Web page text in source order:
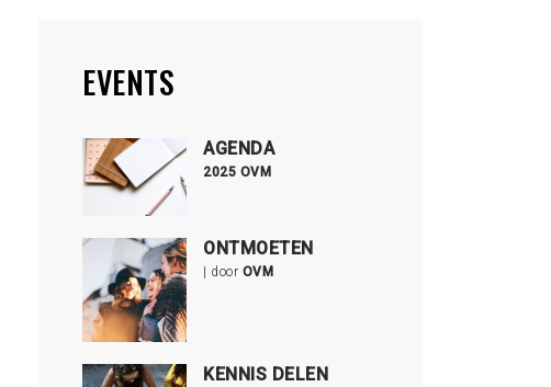
EVENTS
AGENDA
2025 OVM
ONTMOETEN
| door OVM
KENNIS DELEN